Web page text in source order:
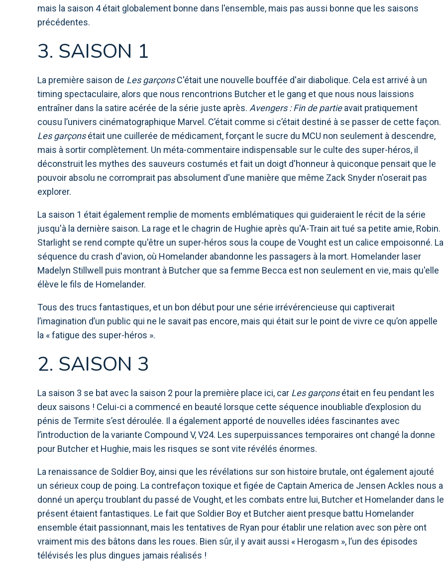
mais la saison 4 était globalement bonne dans l'ensemble, mais pas aussi bonne que les saisons
précédentes.
3. SAISON 1
La première saison de Les garçonsC'était une nouvelle bouffée d'air diabolique. Cela est arrivé à un
timing spectaculaire, alors que nous rencontrions Butcher et le gang et que nous nous laissions
entraîner dans la satire acérée de la série juste après. Avengers : Fin de partieavait pratiquement
cousu l’univers cinématographique Marvel. C’était comme si c’était destiné à se passer de cette façon.
Les garçonsétait une cuillerée de médicament, forçant le sucre du MCU non seulement à descendre,
mais à sortir complètement. Un méta-commentaire indispensable sur le culte des super-héros, il
déconstruit les mythes des sauveurs costumés et fait un doigt d'honneur à quiconque pensait que le
pouvoir absolu ne corromprait pas absolument d'une manière que même Zack Snyder n'oserait pas
explorer.
La saison 1 était également remplie de moments emblématiques qui guideraient le récit de la série
jusqu'à la dernière saison. La rage et le chagrin de Hughie après qu'A-Train ait tué sa petite amie, Robin.
Starlight se rend compte qu'être un super-héros sous la coupe de Vought est un calice empoisonné. La
séquence du crash d'avion, où Homelander abandonne les passagers à la mort. Homelander laser
Madelyn Stillwell puis montrant à Butcher que sa femme Becca est non seulement en vie, mais qu'elle
élève le fils de Homelander.
Tous des trucs fantastiques, et un bon début pour une série irrévérencieuse qui captiverait
l’imagination d’un public qui ne le savait pas encore, mais qui était sur le point de vivre ce qu’on appelle
la « fatigue des super-héros ».
2. SAISON 3
La saison 3 se bat avec la saison 2 pour la première place ici, car Les garçonsétait en feu pendant les
deux saisons ! Celui-ci a commencé en beauté lorsque cette séquence inoubliable d’explosion du
pénis de Termite s’est déroulée. Il a également apporté de nouvelles idées fascinantes avec
l’introduction de la variante Compound V, V24. Les superpuissances temporaires ont changé la donne
pour Butcher et Hughie, mais les risques se sont vite révélés énormes.
La renaissance de Soldier Boy, ainsi que les révélations sur son histoire brutale, ont également ajouté
un sérieux coup de poing. La contrefaçon toxique et figée de Captain America de Jensen Ackles nous a
donné un aperçu troublant du passé de Vought, et les combats entre lui, Butcher et Homelander dans le
présent étaient fantastiques. Le fait que Soldier Boy et Butcher aient presque battu Homelander
ensemble était passionnant, mais les tentatives de Ryan pour établir une relation avec son père ont
vraiment mis des bâtons dans les roues. Bien sûr, il y avait aussi « Herogasm », l’un des épisodes
télévisés les plus dingues jamais réalisés !